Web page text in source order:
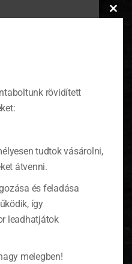
csábító
és palacsintára
rövidített
tudtok vásárolni,
átvenni.
és feladása
így
leadhatjátok
melegben!